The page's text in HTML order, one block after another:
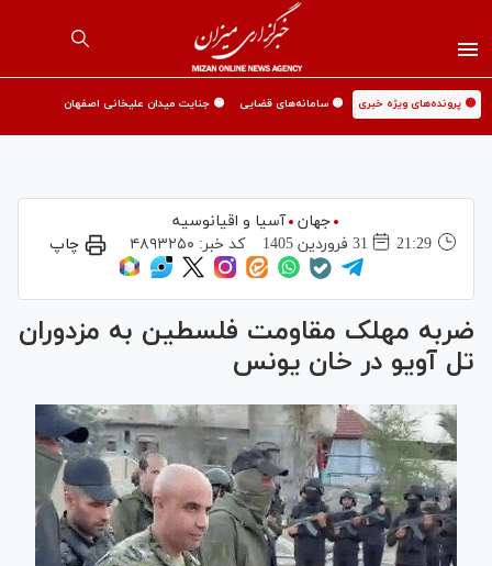
🟡 پرونده‌های ویژه خبری 🟡 سامانه‌های قضایی 🟡 جنایت میدان علیخانی اصفهان
جهان
آسیا و اقیانوسیه
21:29
31 فروردين 1405 کد خبر: ۴۸۹۳۲۵۰ چاپ
ضربه مهلک مقاومت فلسطین به مزدوران
تل آویو در خان یونس